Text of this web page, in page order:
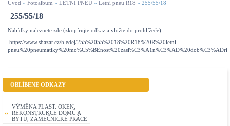
Úvod » Fotoalbum » LETNÍ PNEU » Letní pneu R18 » 255/55/18
255/55/18
Nabídky naleznete zde (zkopírujte odkaz a vložte do prohlížeče):
https://www.sbazar.cz/hledej/255%2055%2018%20R18%20R%20letni-
OBLÍBENÉ ODKAZY
VÝMĚNA PLAST. OKEN,
REKONSTRUKCE DOMŮ A
BYTŮ, ZÁMEČNICKÉ PRÁCE